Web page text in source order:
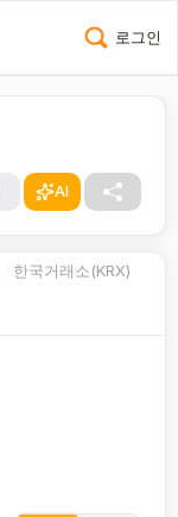
로그인
AI
한국거래소(KRX)